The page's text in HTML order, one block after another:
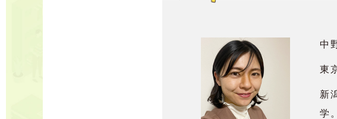
中
東
新
学